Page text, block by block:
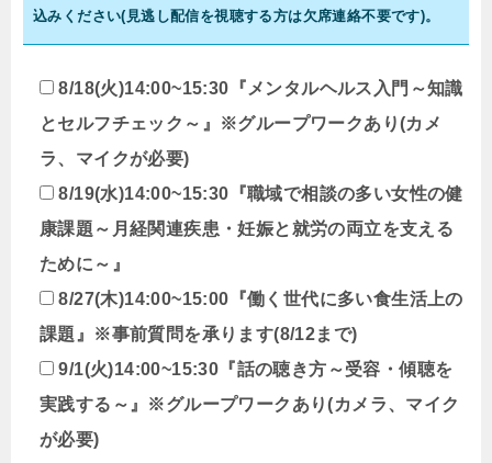
込みください(見逃し配信を視聴する方は欠席連絡不要です)。
8/18(火)14:00~15:30『メンタルヘルス入門～知識
とセルフチェック～』※グループワークあり(カメ
ラ、マイクが必要)
8/19(水)14:00~15:30『職域で相談の多い女性の健
康課題～月経関連疾患・妊娠と就労の両立を支える
ために～』
8/27(木)14:00~15:00『働く世代に多い食生活上の
課題』※事前質問を承ります(8/12まで)
9/1(火)14:00~15:30『話の聴き方～受容・傾聴を
実践する～』※グループワークあり(カメラ、マイク
が必要)